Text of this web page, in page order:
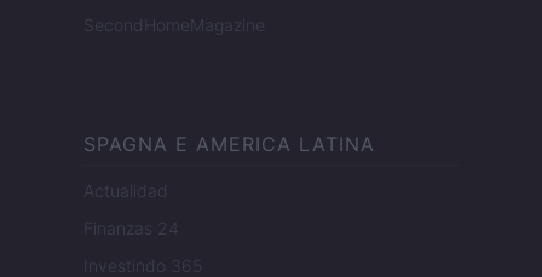
SecondHomeMagazine
SPAGNA E AMERICA LATINA
Actualidad
Finanzas 24
Investindo 365